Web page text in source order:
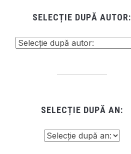
SELECȚIE DUPĂ AUTOR:
SELECȚIE DUPĂ AN: